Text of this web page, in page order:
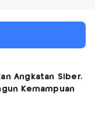
Angkatan Siber,
Kemampuan